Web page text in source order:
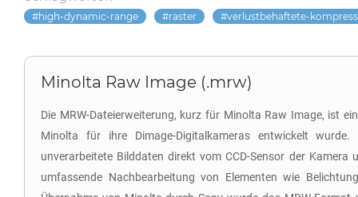
high-dynamic-range raster verlustbehaftete-
Minolta Raw Image (.mrw)
Die MRW-Dateierweiterung, kurz für Minolta Raw Image, ist
Minolta für ihre Dimage-Digitalkameras entwickelt wurde.
unverarbeitete Bilddaten direkt vom CCD-Sensor der Kamera
umfassende Nachbearbeitung von Elementen wie